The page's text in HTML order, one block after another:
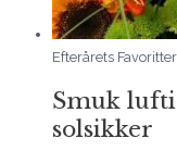
Efterårets Favoritter
Smuk
solsikker